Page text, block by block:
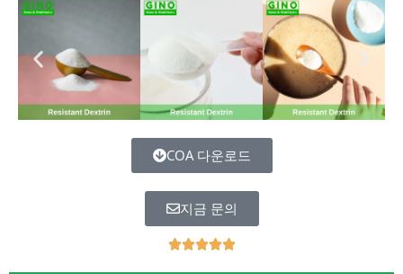
COA 다운로드
지금 문의
O